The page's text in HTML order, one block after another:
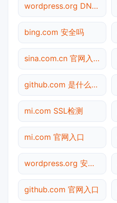
wordpress.org DNS解析
bing.com 安全吗
sina.com.cn 官网入口
github.com 是什么网站
mi.com SSL检测
mi.com 官网入口
wordpress.org 安全吗
github.com 官网入口